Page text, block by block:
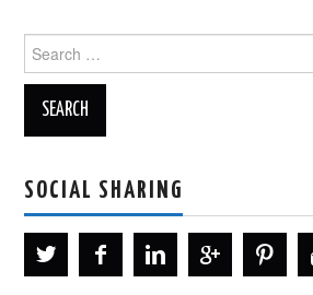
for:
SOCIAL SHARING